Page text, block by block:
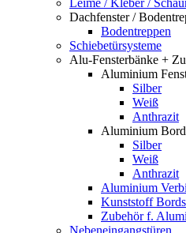
Leime / Kleber /
Dachfenster /
Bodentreppen
Schiebetürsysteme
Alu-Fensterbänke +
Aluminium
Silber
Weiß
Anthrazit
Aluminium
Silber
Weiß
Anthrazit
Aluminium
Kunststoff
Zubehör f.